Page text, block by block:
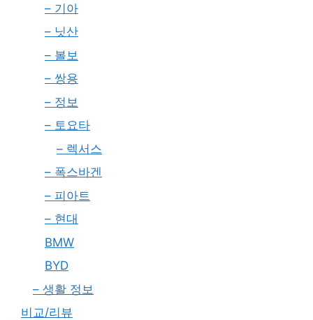
– 기아
– 닛산
– 볼보
– 쌍용
– 정보
– 토요타
– 렉서스
– 폭스바겐
– 피아트
– 현대
BMW
BYD
– 생활 정보
비교/리뷰